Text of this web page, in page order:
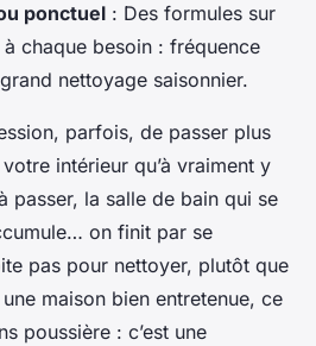
ponctuel : Des formules sur
à chaque besoin : fréquence
nettoyage saisonnier.
parfois, de passer plus
intérieur qu’à vraiment y
passer, la salle de bain qui se
on finit par se
pas pour nettoyer, plutôt que
maison bien entretenue, ce
poussière : c’est une